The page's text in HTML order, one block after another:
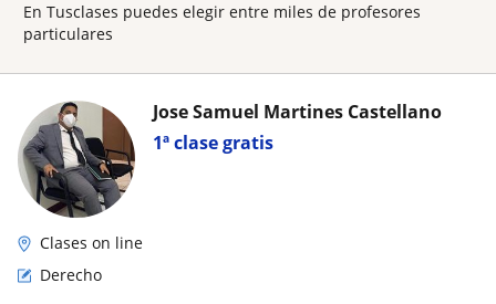
En Tusclases puedes elegir entre miles de profesores
particulares
1ª clase gratis
Jose Samuel Martines Castellano
Clases on line
Derecho